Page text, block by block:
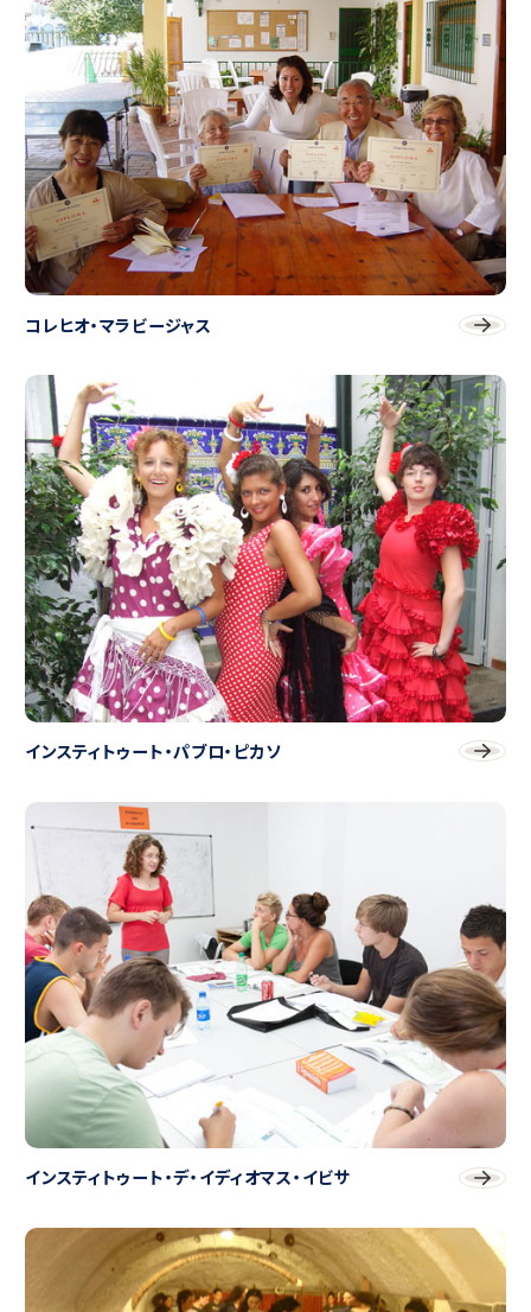
コレヒオ・マラビージャス
インスティトゥート・パブロ・ピカソ
インスティトゥート・デ・イディオマス・イビサ